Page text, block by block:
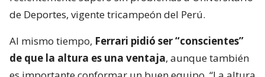
de Deportes, vigente tricampeón del Perú.
Al mismo tiempo, Ferrari pidió ser “conscientes”
de que la altura es una ventaja, aunque también